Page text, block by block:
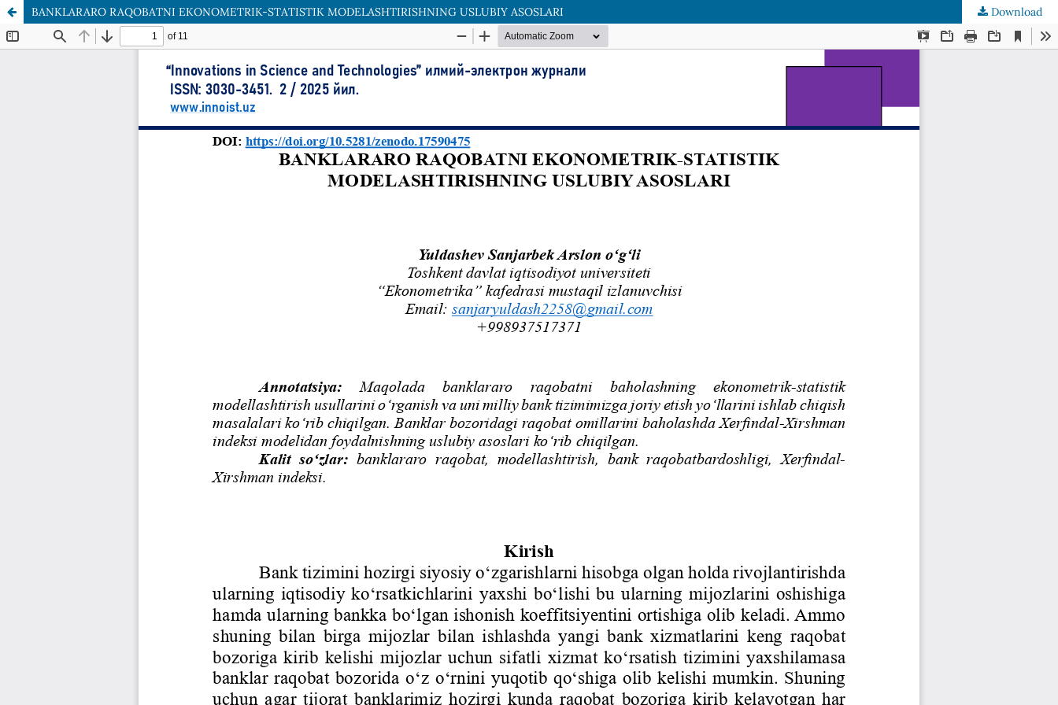
BANKLARARO RAQOBATNI EKONOMETRIK-STATISTIK MODELASHTIRISHNING USLUBIY ASOSLARI Download